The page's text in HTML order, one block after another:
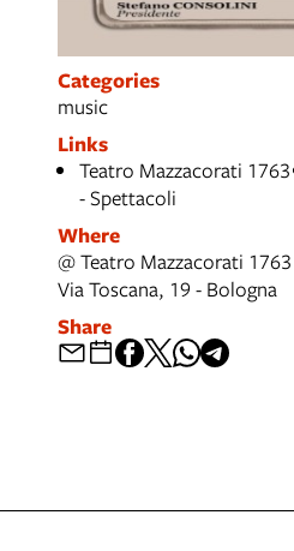
Categories
music
Links
Teatro Mazzacorati 1763
- Spettacoli
Where
@ Teatro Mazzacorati 1763
Via Toscana, 19 - Bologna
Share